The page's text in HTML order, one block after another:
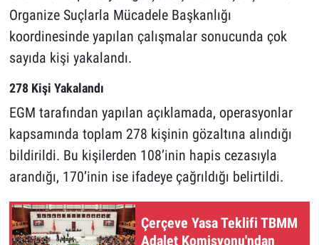
Organize Suçlarla Mücadele Başkanlığı
koordinesinde yapılan çalışmalar sonucunda çok
sayıda kişi yakalandı.
278 Kişi Yakalandı
EGM tarafından yapılan açıklamada, operasyonlar
kapsamında toplam 278 kişinin gözaltına alındığı
bildirildi. Bu kişilerden 108’inin hapis cezasıyla
arandığı, 170’inin ise ifadeye çağrıldığı belirtildi.
Çerçeve Yasa Teklifi TBMM
Adalet Komisyonu'ndan